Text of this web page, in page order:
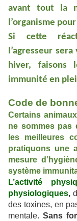
avant tout la
l’organisme
Si cette
l’agresseur
hiver, faisons
immunité en
Code de
Certains
ne sommes pas
les meilleures
pratiquons une
mesure
système
L’activité
physiologiques,
des toxines, en
mentale. Sans